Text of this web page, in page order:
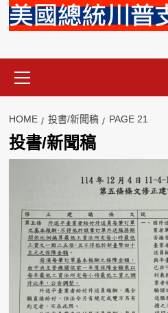
Menu
HOME 投書/新聞稿 PAGE 21
投書/新聞稿